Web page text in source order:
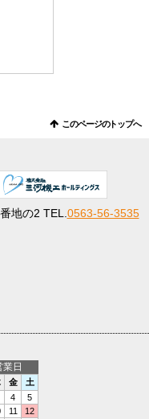
このページのトップへ
地の2 TEL. 0563-56-3535
日
金
土
4
5
11
12